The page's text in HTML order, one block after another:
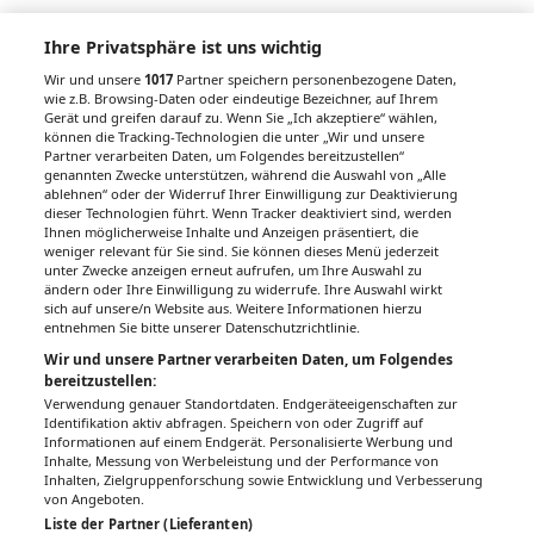
PDF Drucken Teilen
Links & Downloads
Anmeldung
Vorherige Veranstaltung Nächste Veranstaltung
IMPRESSUM DATENSCHUTZ BAFG NUTZUNGSBEDINGUNGEN
MEDIADATEN & TARIFE PRESSE ZWECKE ANZEIGEN
© 2026Gesund.at
Ihre Privatsphäre ist uns wichtig
Wir und unsere1017 Partner speichern personenbezogene Daten,
wie z.B. Browsing-Daten oder eindeutige Bezeichner, auf Ihrem
Gerät und greifen darauf zu. Wenn Sie „Ich akzeptiere“ wählen,
können die Tracking-Technologien die unter „Wir und unsere
Partner verarbeiten Daten, um Folgendes bereitzustellen“
genannten Zwecke unterstützen, während die Auswahl von „Alle
ablehnen“ oder der Widerruf Ihrer Einwilligung zur Deaktivierung
dieser Technologien führt. Wenn Tracker deaktiviert sind, werden
Ihnen möglicherweise Inhalte und Anzeigen präsentiert, die
weniger relevant für Sie sind. Sie können dieses Menü jederzeit
unter Zwecke anzeigen erneut aufrufen, um Ihre Auswahl zu
ändern oder Ihre Einwilligung zu widerrufe. Ihre Auswahl wirkt
sich auf unsere/n Website aus. Weitere Informationen hierzu
entnehmen Sie bitte unserer Datenschutzrichtlinie.
Wir und unsere Partner verarbeiten Daten, um Folgendes
bereitzustellen:
Verwendung genauer Standortdaten. Endgeräteeigenschaften zur
Identifikation aktiv abfragen. Speichern von oder Zugriff auf
Informationen auf einem Endgerät. Personalisierte Werbung und
Inhalte, Messung von Werbeleistung und der Performance von
Inhalten, Zielgruppenforschung sowie Entwicklung und Verbesserung
von Angeboten.
Liste der Partner (Lieferanten)
Kostenlos abonnieren